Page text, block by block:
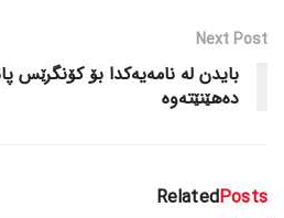
Next Post
بایدن لە نامەیەکدا بۆ کۆنگرێس
دەهێنێتەوە
RelatedPosts